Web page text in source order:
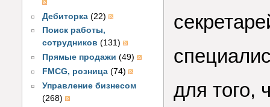
Дебиторка (22)
Поиск работы,
сотрудников (131)
Прямые продажи (49)
FMCG, розница (74)
Управление бизнесом
(268)
для того,